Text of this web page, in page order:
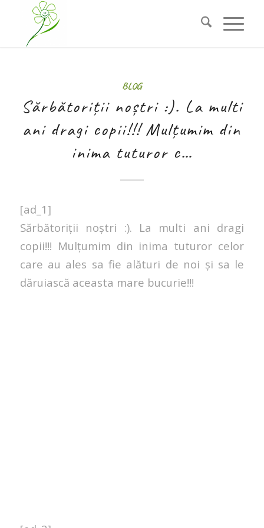
BLOG
Sărbătoriții noștri :). La multi
ani dragi copii!!! Mulțumim din
inima tuturor c…
[ad_1]
Sărbătoriții noștri :). La multi ani dragi
copii!!! Mulțumim din inima tuturor celor
care au ales sa fie alături de noi și sa le
dăruiască aceasta mare bucurie!!!